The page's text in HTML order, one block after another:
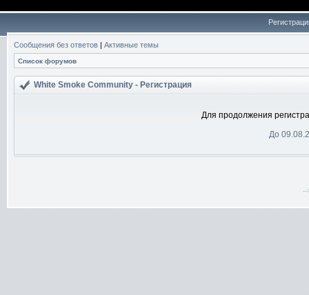
Сообщения без ответов | Активные темы
Список форумов
White Smoke Community - Регистрация
Для продолжения
До
--